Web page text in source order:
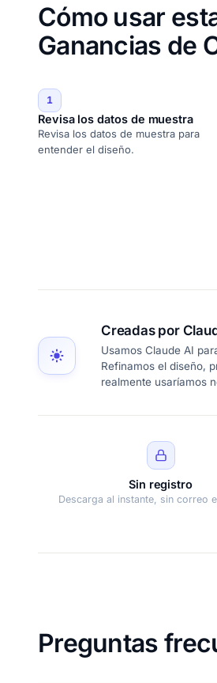
Cómo usar
Ganancias de
1
Revisa los datos de muestra
Revisa los datos de muestra para
entender el diseño.
Creadas por
Usamos Claude AI
Refinamos el diseño,
realmente usaríamos
Sin registro
Descarga al instante, sin correo
Preguntas